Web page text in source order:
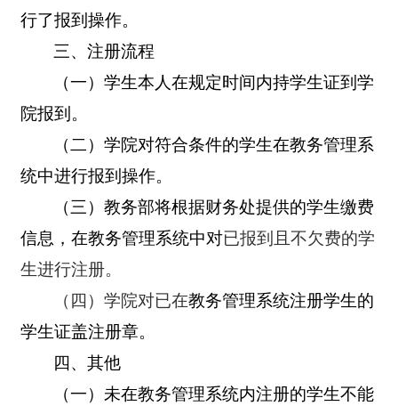
行了报到操作。
三、注册流程
（一）学生本人在规定时间内持学生证到学
院报到。
（二）学院对符合条件的学生在教务管理系
统中进行报到操作。
（三）教务部将根据财务处提供的学生缴费
信息，在教务管理系统中对已报到且不欠费的学
生进行注册。
（四）学院对已在教务管理系统注册学生的
学生证盖注册章。
四、其他
（一）未在教务管理系统内注册的学生不能